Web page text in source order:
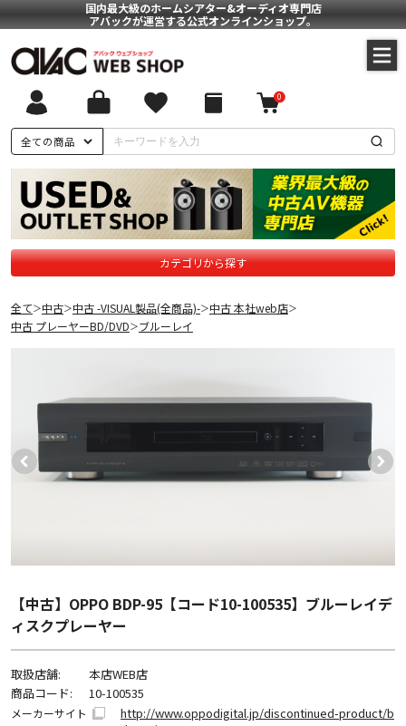
国内最大級のホームシアター&オーディオ専門店
アバックが運営する公式オンラインショップ。
全ての商品
0
カテゴリから探す
全て＞中古＞中古 -VISUAL製品(全商品)-＞中古 本社web店＞
中古 プレーヤーBD/DVD＞ブルーレイ
【中古】OPPO BDP-95【コード10-100535】ブルーレイデ
ィスクプレーヤー
取扱店舗:
本店WEB店
商品コード:
10-100535
メーカーサイト
http://www.oppodigital.jp/discontinued-product/b